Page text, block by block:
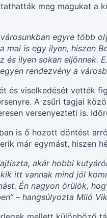
meg magukat a
egyre több
mai is egy ilyen, hiszen
és ilyen sokan eljönnek.
rendezvény a
és viselkedését vették
A zsűri tagjai
versenyezteti is.
is ő hozott döntést
már egymást, hiszen
akár hobbi
itt vannak mind jól
Én nagyon örülök,
– hangsúlyozta Miló